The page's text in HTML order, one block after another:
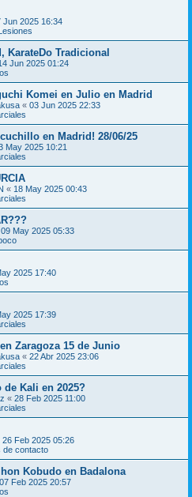
Jun 2025 16:34
KarateDo Tradicional
Jun 2025 01:24
Komei en Julio en Madrid
« 03 Jun 2025 22:33
en Madrid! 28/06/25
May 2025 10:21
« 18 May 2025 00:43
09 May 2025 05:33
2025 17:40
2025 17:39
Zaragoza 15 de Junio
« 22 Abr 2025 23:06
Kali en 2025?
« 28 Feb 2025 11:00
26 Feb 2025 05:26
de contacto
Kobudo en Badalona
07 Feb 2025 20:57